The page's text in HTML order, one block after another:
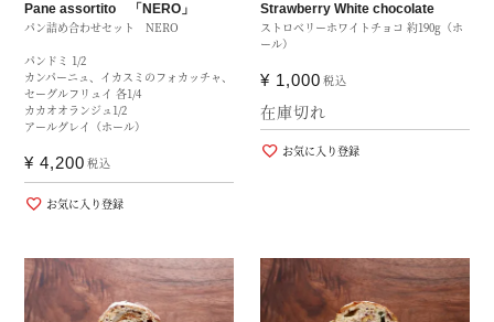
パン詰め合わせセット NERO
パンドミ 1/2
カンパーニュ、イカスミのフォカッチャ、
セーグルフリュイ 各1/4
カカオオランジュ1/2
アールグレイ（ホール）
Pane assortito 「NERO」
¥ 4,200 税込
お気に入り登録
ストロベリーホワイトチョコ 約190g（ホ
ール）
Strawberry White chocolate
¥ 1,000 税込
在庫切れ
お気に入り登録